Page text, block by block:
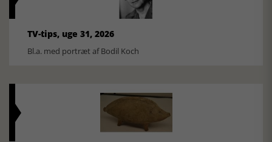
TV-tips, uge 31, 2026
Bl.a. med portræt af Bodil Koch